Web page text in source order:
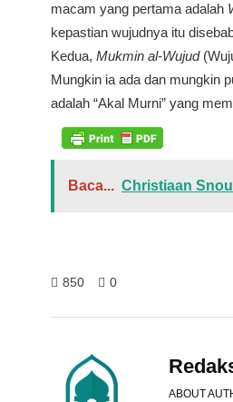
macam yang pertama adalah
kepastian wujudnya itu
Kedua, Mukmin al-Wujud
Mungkin ia ada dan mungkin
adalah “Akal Murni” yang
Baca... Christiaan
850 0
ABOUT